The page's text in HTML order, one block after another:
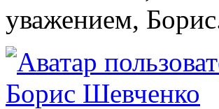
уважением,
Борис Шевченко